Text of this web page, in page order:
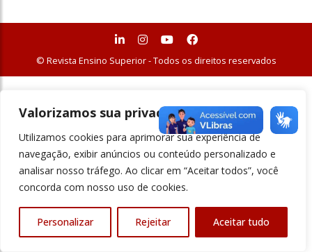
Valorizamos sua privacidade
Utilizamos cookies para aprimorar sua experiência de
navegação, exibir anúncios ou conteúdo personalizado e
analisar nosso tráfego. Ao clicar em “Aceitar todos”, você
concorda com nosso uso de cookies.
Personalizar Rejeitar Aceitar tudo
© Revista Ensino Superior - Todos os direitos reservados